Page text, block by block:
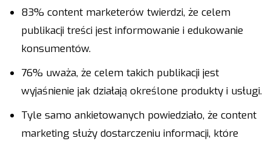
83% content marketerów twierdzi, że celem
publikacji treści jest informowanie i edukowanie
konsumentów.
76% uważa, że celem takich publikacji jest
wyjaśnienie jak działają określone produkty i usługi.
Tyle samo ankietowanych powiedziało, że content
marketing służy dostarczeniu informacji, które